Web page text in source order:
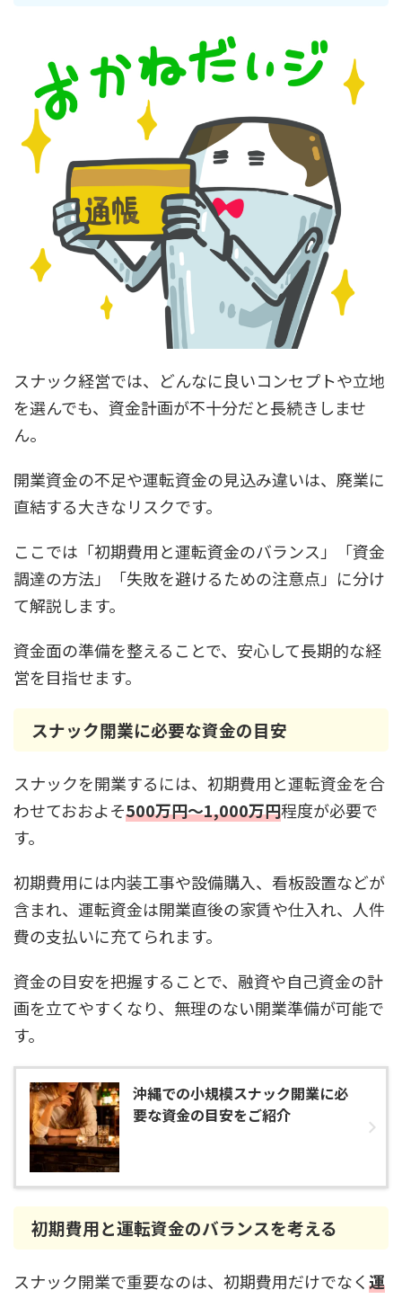
スナック経営では、どんなに良いコンセプトや立地
を選んでも、資金計画が不十分だと長続きしませ
ん。
開業資金の不足や運転資金の見込み違いは、廃業に
直結する大きなリスクです。
ここでは「初期費用と運転資金のバランス」「資金
調達の方法」「失敗を避けるための注意点」に分け
て解説します。
資金面の準備を整えることで、安心して長期的な経
営を目指せます。
スナック開業に必要な資金の目安
スナックを開業するには、初期費用と運転資金を合
わせておおよそ500万円〜1,000万円程度が必要で
す。
初期費用には内装工事や設備購入、看板設置などが
含まれ、運転資金は開業直後の家賃や仕入れ、人件
費の支払いに充てられます。
資金の目安を把握することで、融資や自己資金の計
画を立てやすくなり、無理のない開業準備が可能で
す。
沖縄での小規模スナック開業に必
要な資金の目安をご紹介
初期費用と運転資金のバランスを考える
スナック開業で重要なのは、初期費用だけでなく運